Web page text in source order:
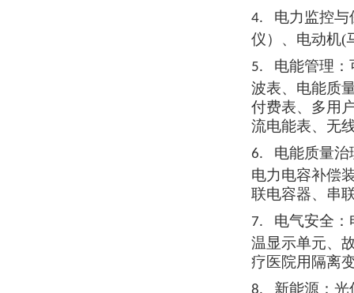
4.
电力监控
仪）、电动机(
5.
电能管理
波表、电能质
付费表、多用
流电能表、无
6.
电能质量
电力电容补偿
联电容器、串
7.
电气安全
温显示单元、
疗医院用隔离
新能源：